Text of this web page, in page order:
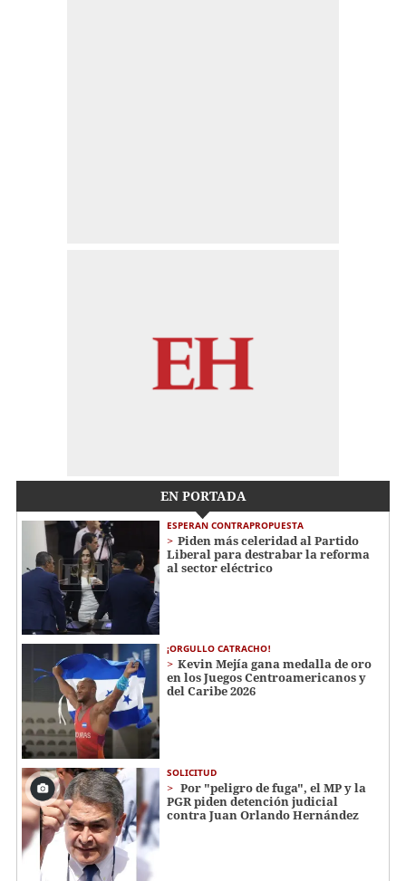
EN PORTADA
ESPERAN CONTRAPROPUESTA
Piden más celeridad al Partido
Liberal para destrabar la reforma
al sector eléctrico
¡ORGULLO CATRACHO!
Kevin Mejía gana medalla de oro
en los Juegos Centroamericanos y
del Caribe 2026
SOLICITUD
Por "peligro de fuga", el MP y la
PGR piden detención judicial
contra Juan Orlando Hernández